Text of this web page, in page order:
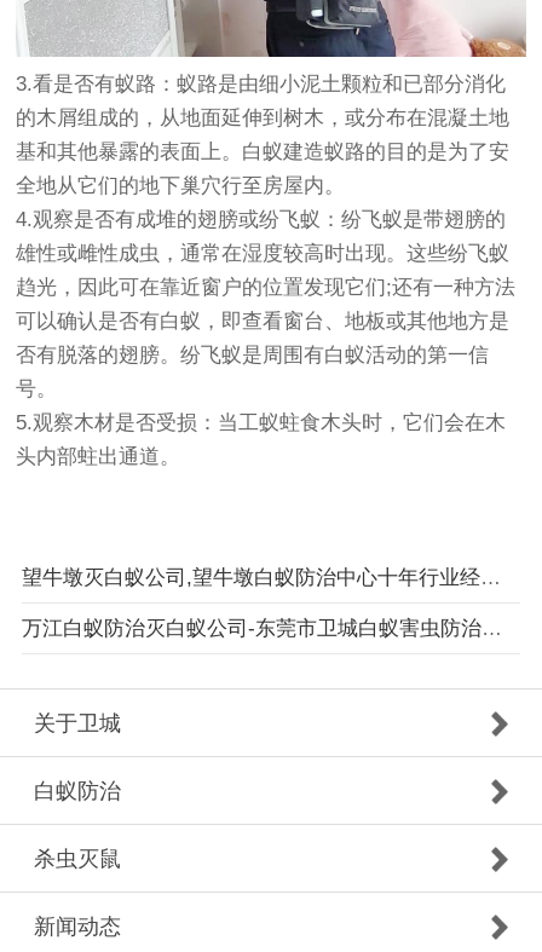
3.看是否有蚁路：蚁路是由细小泥土颗粒和已部分消化
的木屑组成的，从地面延伸到树木，或分布在混凝土地
基和其他暴露的表面上。白蚁建造蚁路的目的是为了安
全地从它们的地下巢穴行至房屋内。
4.观察是否有成堆的翅膀或纷飞蚁：纷飞蚁是带翅膀的
雄性或雌性成虫，通常在湿度较高时出现。这些纷飞蚁
趋光，因此可在靠近窗户的位置发现它们;还有一种方法
可以确认是否有白蚁，即查看窗台、地板或其他地方是
否有脱落的翅膀。纷飞蚁是周围有白蚁活动的第一信
号。
5.观察木材是否受损：当工蚁蛀食木头时，它们会在木
头内部蛀出通道。
望牛墩灭白蚁公司,望牛墩白蚁防治中心十年行业经验，根治白蚁
万江白蚁防治灭白蚁公司-东莞市卫城白蚁害虫防治有限公司
关于卫城
白蚁防治
杀虫灭鼠
新闻动态